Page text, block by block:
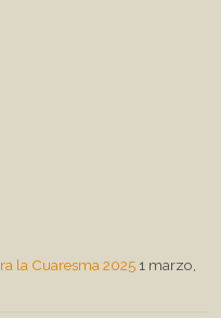
la Cuaresma 2025 1 marzo,